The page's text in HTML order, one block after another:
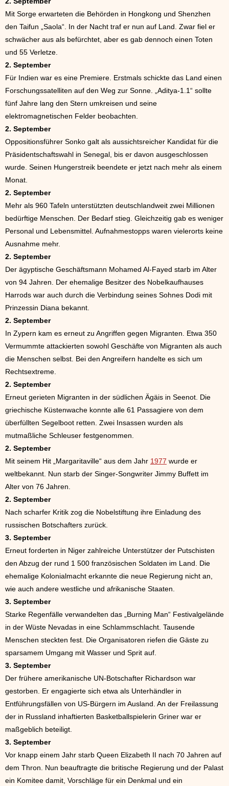
Mit Sorge erwarteten die Behörden in Hongkong und Shenzhen
den Taifun „Saola“. In der Nacht traf er nun auf Land. Zwar fiel er
schwächer aus als befürchtet, aber es gab dennoch einen Toten
und 55 Verletze.
2. September
Für Indien war es eine Premiere. Erstmals schickte das Land einen
Forschungssatelliten auf den Weg zur Sonne. „Aditya-1.1“ sollte
fünf Jahre lang den Stern umkreisen und seine
elektromagnetischen Felder beobachten.
2. September
Oppositionsführer Sonko galt als aussichtsreicher Kandidat für die
Präsidentschaftswahl in Senegal, bis er davon ausgeschlossen
wurde. Seinen Hungerstreik beendete er jetzt nach mehr als einem
Monat.
2. September
Mehr als 960 Tafeln unterstützten deutschlandweit zwei Millionen
bedürftige Menschen. Der Bedarf stieg. Gleichzeitig gab es weniger
Personal und Lebensmittel. Aufnahmestopps waren vielerorts keine
Ausnahme mehr.
2. September
Der ägyptische Geschäftsmann Mohamed Al-Fayed starb im Alter
von 94 Jahren. Der ehemalige Besitzer des Nobelkaufhauses
Harrods war auch durch die Verbindung seines Sohnes Dodi mit
Prinzessin Diana bekannt.
2. September
In Zypern kam es erneut zu Angriffen gegen Migranten. Etwa 350
Vermummte attackierten sowohl Geschäfte von Migranten als auch
die Menschen selbst. Bei den Angreifern handelte es sich um
Rechtsextreme.
2. September
Erneut gerieten Migranten in der südlichen Ägäis in Seenot. Die
griechische Küstenwache konnte alle 61 Passagiere von dem
überfüllten Segelboot retten. Zwei Insassen wurden als
mutmaßliche Schleuser festgenommen.
2. September
Mit seinem Hit „Margaritaville“ aus dem Jahr 1977 wurde er
weltbekannt. Nun starb der Singer-Songwriter Jimmy Buffett im
Alter von 76 Jahren.
2. September
Nach scharfer Kritik zog die Nobelstiftung ihre Einladung des
russischen Botschafters zurück.
3. September
Erneut forderten in Niger zahlreiche Unterstützer der Putschisten
den Abzug der rund 1 500 französischen Soldaten im Land. Die
ehemalige Kolonialmacht erkannte die neue Regierung nicht an,
wie auch andere westliche und afrikanische Staaten.
3. September
Starke Regenfälle verwandelten das „Burning Man“ Festivalgelände
in der Wüste Nevadas in eine Schlammschlacht. Tausende
Menschen steckten fest. Die Organisatoren riefen die Gäste zu
sparsamem Umgang mit Wasser und Sprit auf.
3. September
Der frühere amerikanische UN-Botschafter Richardson war
gestorben. Er engagierte sich etwa als Unterhändler in
Entführungsfällen von US-Bürgern im Ausland. An der Freilassung
der in Russland inhaftierten Basketballspielerin Griner war er
maßgeblich beteiligt.
3. September
Vor knapp einem Jahr starb Queen Elizabeth II nach 70 Jahren auf
dem Thron. Nun beauftragte die britische Regierung und der Palast
ein Komitee damit, Vorschläge für ein Denkmal und ein